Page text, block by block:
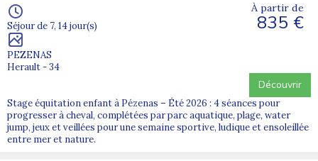
Séjour de 7, 14 jour(s)
PEZENAS
Herault - 34
À partir de
835 €
Découvrir
Stage équitation enfant à Pézenas – Été 2026 : 4 séances pour
progresser à cheval, complétées par parc aquatique, plage, water
jump, jeux et veillées pour une semaine sportive, ludique et ensoleillée
entre mer et nature.